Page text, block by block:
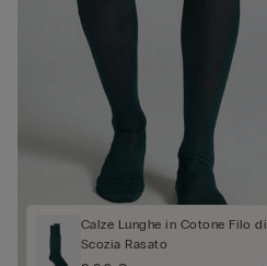
Calze Lunghe in Cotone Filo di
Scozia Rasato